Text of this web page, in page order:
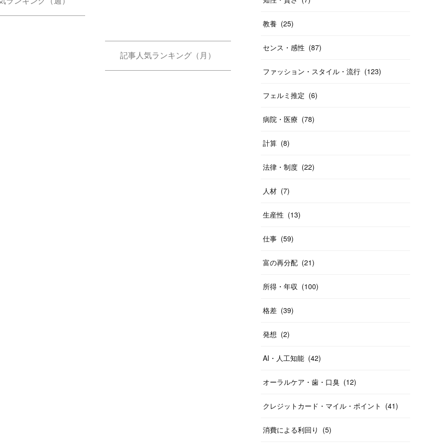
記事人気ランキング（月）
教養 (25)
センス・感性 (87)
ファッション・スタイル・流行 (123)
フェルミ推定 (6)
病院・医療 (78)
計算 (8)
法律・制度 (22)
人材 (7)
生産性 (13)
仕事 (59)
富の再分配 (21)
所得・年収 (100)
格差 (39)
発想 (2)
AI・人工知能 (42)
オーラルケア・歯・口臭 (12)
クレジットカード・マイル・ポイント (41)
消費による利回り (5)